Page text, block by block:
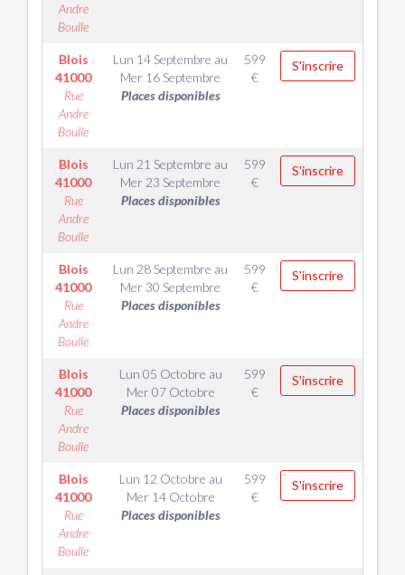
Andre
Boulle
Blois
41000
Rue
Andre
Boulle
Lun 14 Septembre au
Mer 16 Septembre
Places disponibles
599
€
S'inscrire
Blois
41000
Rue
Andre
Boulle
Lun 21 Septembre au
Mer 23 Septembre
Places disponibles
599
€
S'inscrire
Blois
41000
Rue
Andre
Boulle
Lun 28 Septembre au
Mer 30 Septembre
Places disponibles
599
€
S'inscrire
Blois
41000
Rue
Andre
Boulle
Lun 05 Octobre au
Mer 07 Octobre
Places disponibles
599
€
S'inscrire
Blois
41000
Rue
Andre
Boulle
Lun 12 Octobre au
Mer 14 Octobre
Places disponibles
599
€
S'inscrire